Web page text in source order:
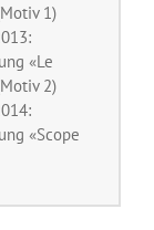
1)
«Le
2)
«Scope